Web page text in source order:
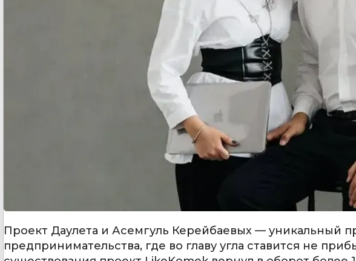
Проект Даулета и Асемгуль Керейбаевых — уникальный
предпринимательства, где во главу угла ставится не